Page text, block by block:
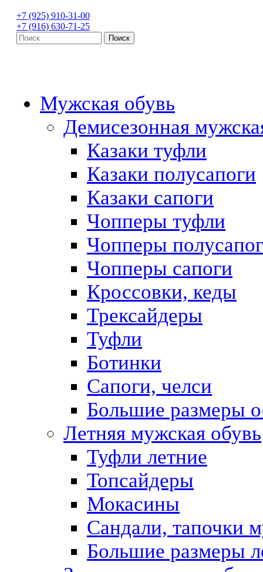
+7 (925) 910-31-00
+7 (916) 630-71-25
Мужская обувь
Демисезонная
Казаки туфли
Казаки полусапоги
Казаки сапоги
Чопперы туфли
Чопперы
Чопперы сапоги
Кроссовки, кеды
Трексайдеры
Туфли
Ботинки
Сапоги, челси
Большие размеры
Летняя мужская обувь
Туфли летние
Топсайдеры
Мокасины
Сандали, тапочки
Большие размеры